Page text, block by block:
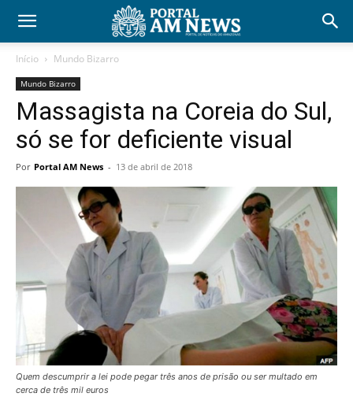
Início Mundo Bizarro
Mundo Bizarro
Massagista na Coreia do Sul,
só se for deficiente visual
Por Portal AM News - 13 de abril de 2018
Quem descumprir a lei pode pegar três anos de prisão ou ser multado em
cerca de três mil euros